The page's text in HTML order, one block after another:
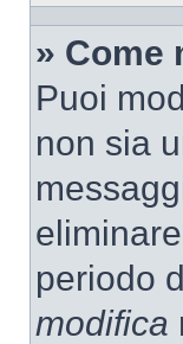
» Come
Puoi
non sia
periodo
modifica